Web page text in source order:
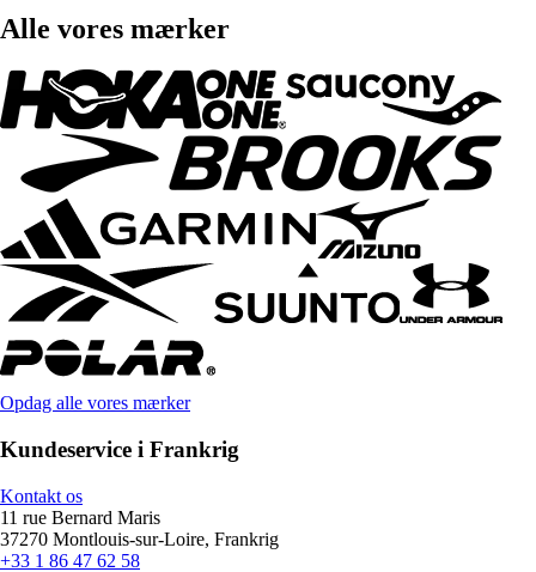
Alle vores mærker
Opdag alle vores mærker
Kundeservice i Frankrig
Kontakt os
11 rue Bernard Maris
37270 Montlouis-sur-Loire, Frankrig
+33 1 86 47 62 58